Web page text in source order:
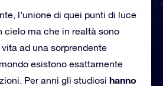
l’unione di quei punti di luce
cielo ma che in realtà sono
ad una sorprendente
esistono esattamente
Per anni gli studiosi hanno